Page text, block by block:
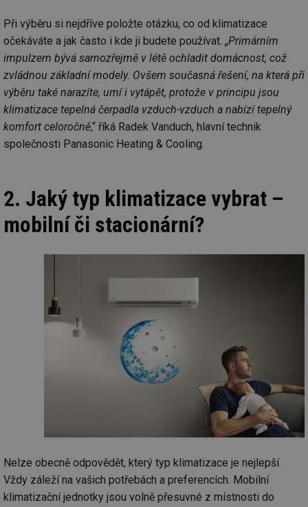
Při výběru si nejdříve položte otázku, co od klimatizace
očekáváte a jak často i kde ji budete používat. „Primárním
impulzem bývá samozřejmě v létě ochladit domácnost, což
zvládnou základní modely. Ovšem současná řešení, na která při
výběru také narazíte, umí i vytápět, protože v principu jsou
klimatizace tepelná čerpadla vzduch-vzduch a nabízí tepelný
komfort celoročně,“ říká Radek Vanduch, hlavní technik
společnosti Panasonic Heating & Cooling.
2. Jaký typ klimatizace vybrat –
mobilní či stacionární?
Nelze obecně odpovědět, který typ klimatizace je nejlepší.
Vždy záleží na vašich potřebách a preferencích. Mobilní
klimatizační jednotky jsou volně přesuvné z místnosti do